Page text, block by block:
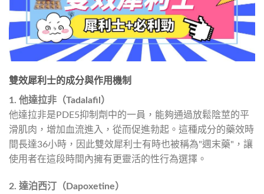
雙效犀利士的成分與作用機制
1. 他達拉非（Tadalafil）
他達拉非是PDE5抑制劑中的一員，能夠通過放鬆陰莖的平
滑肌肉，增加血流進入，從而促進勃起。這種成分的藥效時
間長達36小時，因此雙效犀利士有時也被稱為"週末藥"，讓
使用者在這段時間內擁有更靈活的性行為選擇。
2. 達泊西汀（Dapoxetine）